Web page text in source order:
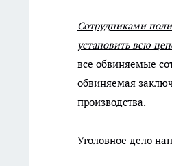
Сотрудниками
установить всю
все обвиняемые
обвиняемая
производства.
Уголовное дело